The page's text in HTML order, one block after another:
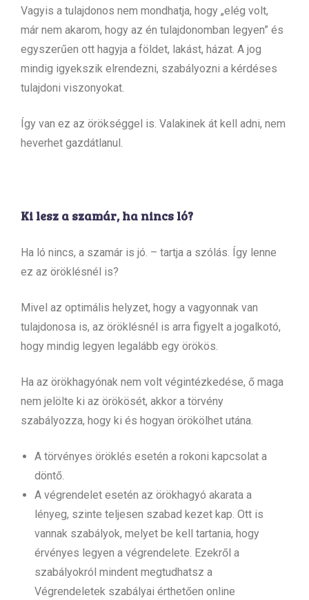
Vagyis a tulajdonos nem mondhatja, hogy „elég volt,
már nem akarom, hogy az én tulajdonomban legyen” és
egyszerűen ott hagyja a földet, lakást, házat. A jog
mindig igyekszik elrendezni, szabályozni a kérdéses
tulajdoni viszonyokat.
Így van ez az örökséggel is. Valakinek át kell adni, nem
heverhet gazdátlanul.
Ki lesz a szamár, ha nincs ló?
Ha ló nincs, a szamár is jó. – tartja a szólás. Így lenne
ez az öröklésnél is?
Mivel az optimális helyzet, hogy a vagyonnak van
tulajdonosa is, az öröklésnél is arra figyelt a jogalkotó,
hogy mindig legyen legalább egy örökös.
Ha az örökhagyónak nem volt végintézkedése, ő maga
nem jelölte ki az örökösét, akkor a törvény
szabályozza, hogy ki és hogyan örökölhet utána.
A törvényes öröklés esetén a rokoni kapcsolat a
döntő.
A végrendelet esetén az örökhagyó akarata a
lényeg, szinte teljesen szabad kezet kap. Ott is
vannak szabályok, melyet be kell tartania, hogy
érvényes legyen a végrendelete. Ezekről a
szabályokról mindent megtudhatsz a
Végrendeletek szabályai érthetően online